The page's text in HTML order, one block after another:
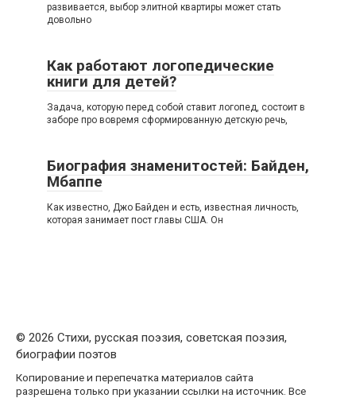
развивается, выбор элитной квартиры может стать
довольно
Как работают логопедические
книги для детей?
Задача, которую перед собой ставит логопед, состоит в
заборе про вовремя сформированную детскую речь,
Биография знаменитостей: Байден,
Мбаппе
Как известно, Джо Байден и есть, известная личность,
которая занимает пост главы США. Он
© 2026 Стихи, русская поэзия, советская поэзия,
биографии поэтов
Копирование и перепечатка материалов сайта
разрешена только при указании ссылки на источник. Все